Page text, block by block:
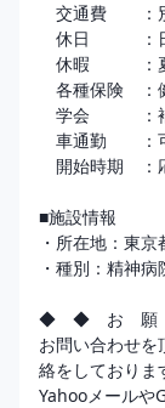
交通費　　：
休日　　　：
休暇　　　：
各種保険　：
学会　　　：
車通勤　　：
開始時期　：
■施設情報
・所在地：東
・種別：精神病
◆　◆　お　願
お問い合わせを
絡をしておりま
Yahooメールや